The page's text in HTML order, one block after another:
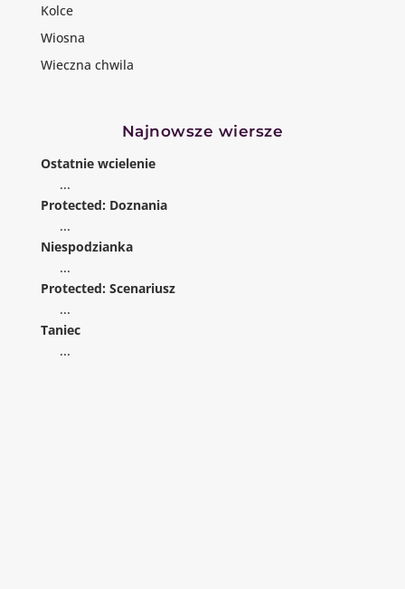
Kolce
Wiosna
Wieczna chwila
Najnowsze wiersze
Ostatnie wcielenie
...
Protected: Doznania
...
Niespodzianka
...
Protected: Scenariusz
...
Taniec
...